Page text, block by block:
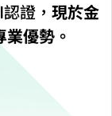
證， 現於金
優勢。